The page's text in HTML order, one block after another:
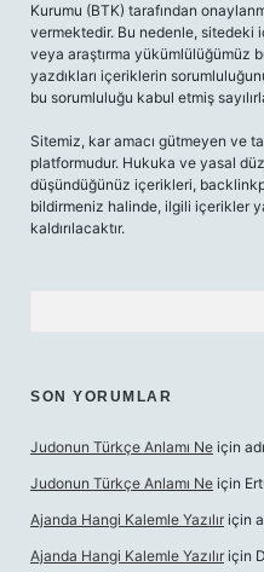
Kurumu (BTK) tarafından
vermektedir. Bu nedenle,
veya araştırma yükümlülüğümüz
yazdıkları içeriklerin
bu sorumluluğu kabul etmiş
Sitemiz, kar amacı gütmeyen ve
platformudur. Hukuka ve yasal
düşündüğünüz içerikleri,
bildirmeniz halinde, ilgili içerikler
kaldırılacaktır.
SON YORUMLAR
Judonun Türkçe Anlamı Ne için
Judonun Türkçe Anlamı Ne için
Ajanda Hangi Kalemle Yazılır için
Ajanda Hangi Kalemle Yazılır için